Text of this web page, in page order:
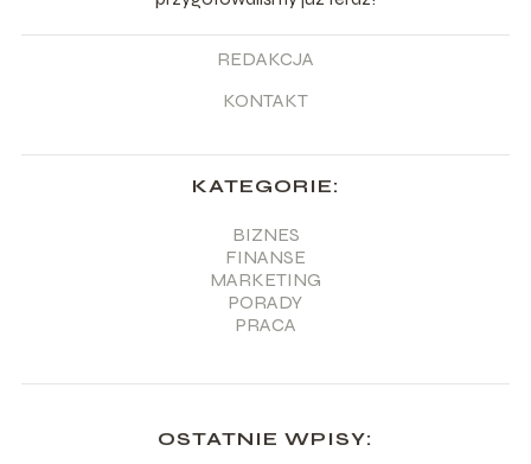
REDAKCJA
KONTAKT
KATEGORIE:
BIZNES
FINANSE
MARKETING
PORADY
PRACA
OSTATNIE WPISY: